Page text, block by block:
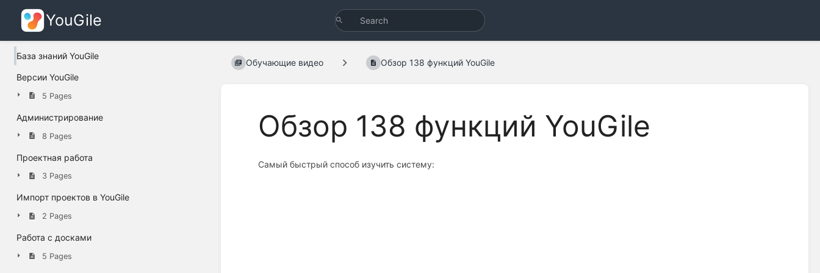
YouGile
База знаний YouGile
Версии YouGile
5 Pages
Администрирование
8 Pages
Проектная работа
3 Pages
Импорт проектов в YouGile
2 Pages
Работа с досками
5 Pages
Обучающие видео Обзор 138 функций YouGile
Обзор 138 функций YouGile
Самый быстрый способ изучить систему: